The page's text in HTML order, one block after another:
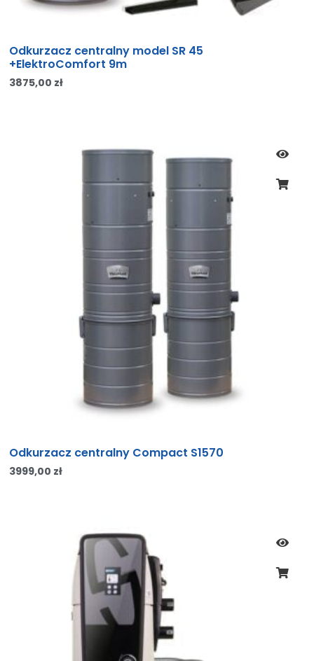
Odkurzacz centralny model SR 45
+ElektroComfort 9m
3875,00 zł
Odkurzacz centralny Compact S1570
3999,00 zł